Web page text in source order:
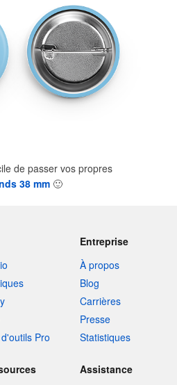
de passer vos propres
38 mm 🙂
Pro
Entreprise
À propos
Blog
Carrières
Presse
Statistiques
Assistance